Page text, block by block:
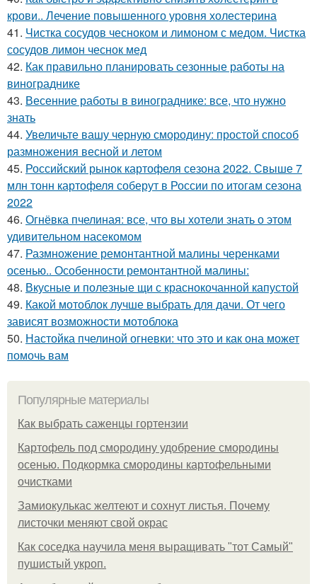
крови.. Лечение повышенного уровня холестерина
41. Чистка сосудов чесноком и лимоном с медом. Чистка
сосудов лимон чеснок мед
42. Как правильно планировать сезонные работы на
винограднике
43. Весенние работы в винограднике: все, что нужно
знать
44. Увеличьте вашу черную смородину: простой способ
размножения весной и летом
45. Российский рынок картофеля сезона 2022. Свыше 7
млн тонн картофеля соберут в России по итогам сезона
2022
46. Огнёвка пчелиная: все, что вы хотели знать о этом
удивительном насекомом
47. Размножение ремонтантной малины черенками
осенью.. Особенности ремонтантной малины:
48. Вкусные и полезные щи с краснокочанной капустой
49. Какой мотоблок лучше выбрать для дачи. От чего
зависят возможности мотоблока
50. Настойка пчелиной огневки: что это и как она может
помочь вам
Популярные материалы
Как выбрать саженцы гортензии
Картофель под смородину удобрение смородины
осенью. Подкормка смородины картофельными
очистками
Замиокулькас желтеют и сохнут листья. Почему
листочки меняют свой окрас
Как соседка научила меня выращивать "тот Самый"
пушистый укроп.